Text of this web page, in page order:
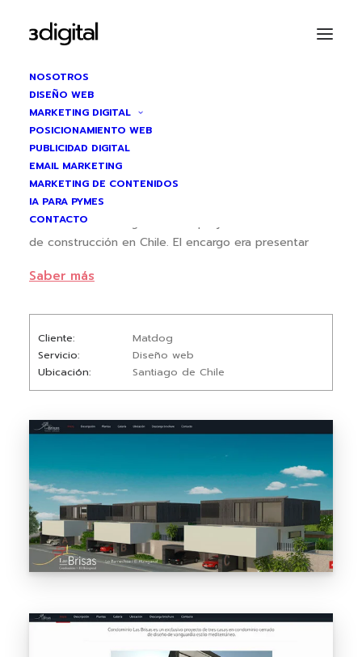
NOSOTROS
DISEÑO WEB
MARKETING DIGITAL
POSICIONAMIENTO WEB
PUBLICIDAD DIGITAL
EMAIL MARKETING
MARKETING DE CONTENIDOS
IA PARA PYMES
CONTACTO
LAS BRISAS DEL
HUINGANAL
Diseño web a medida
Situación
Las Brisas del Huinganal es un proyecto inmobiliario
de construcción en Chile. El encargo era presentar
compradores
web
tenía que comunicar con rigor, no con creatividad
vacía.
Solución
bien
diferenciadas: descripción del proyecto, galería de
imágenes
y renders, planos, ubicación y contacto. La
arquitectura
de la información prioriza la claridad: quien llega a la
web
debe entender en segundos qué es el proyecto,
elementos
Saber más
Cliente
Matdog
Servicio
Diseño web
Ubicación
Santiago de Chile